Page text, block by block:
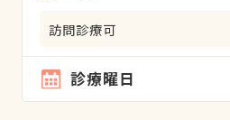
訪問診療可
診療曜日